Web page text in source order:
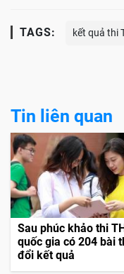
TAGS: kết quả thi
Tin liên quan
Sau phúc khảo thi
quốc gia có 204 bài
đổi kết quả